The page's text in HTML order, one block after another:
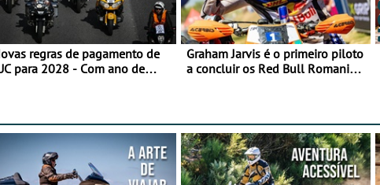
regras de pagamento de
para 2028 - Com ano de
Graham Jarvis é o primeiro piloto
a concluir os Red Bull Romaniacs